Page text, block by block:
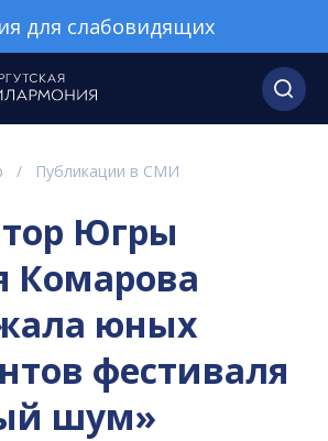
для слабовидящих
/ Публикации в СМИ
Югры
Комарова
юных
фестиваля
шум»